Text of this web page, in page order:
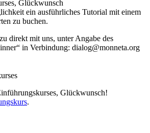
Glückwunsch
ein ausführliches Tutorial mit einem
zu buchen.
direkt mit uns, unter Angabe des
in Verbindung: dialog@monneta.org
Glückwunsch!
.